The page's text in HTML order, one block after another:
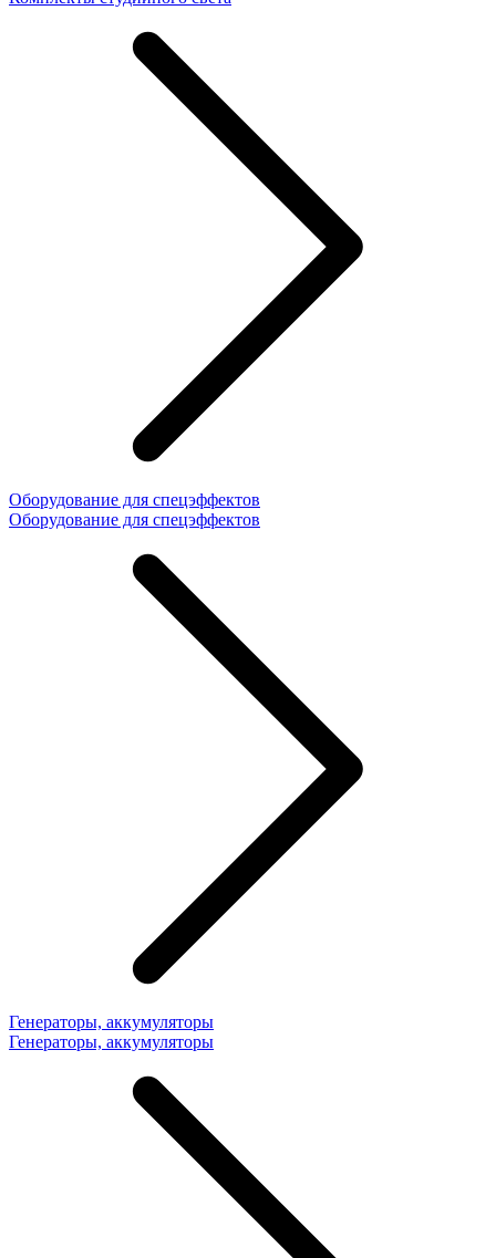
Оборудование для спецэффектов
Оборудование для спецэффектов
Генераторы, аккумуляторы
Генераторы, аккумуляторы